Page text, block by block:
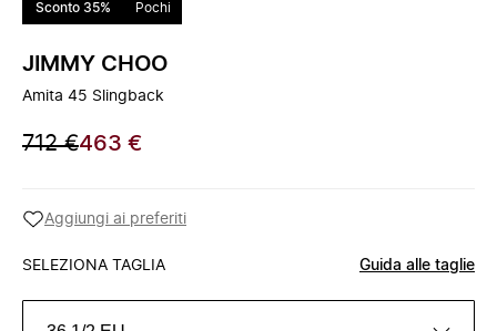
Sconto 35% Pochi
JIMMY CHOO
Amita 45 Slingback
712 €463 €
Aggiungi ai preferiti
SELEZIONA TAGLIA Guida alle taglie